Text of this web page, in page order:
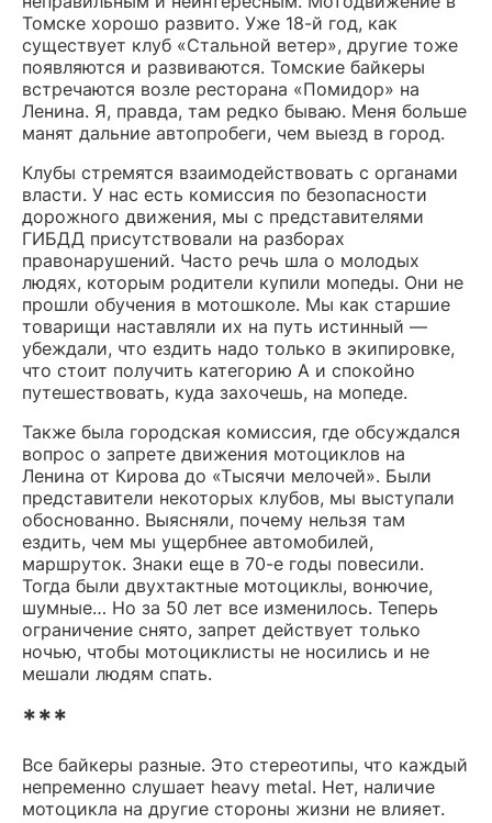
Томске хорошо развито. Уже 18-й год, как
существует клуб «Стальной ветер», другие тоже
появляются и развиваются. Томские байкеры
встречаются возле ресторана «Помидор» на
Ленина. Я, правда, там редко бываю. Меня больше
манят дальние автопробеги, чем выезд в город.
Клубы стремятся взаимодействовать с органами
власти. У нас есть комиссия по безопасности
дорожного движения, мы с представителями
ГИБДД присутствовали на разборах
правонарушений. Часто речь шла о молодых
людях, которым родители купили мопеды. Они не
прошли обучения в мотошколе. Мы как старшие
товарищи наставляли их на путь истинный —
убеждали, что ездить надо только в экипировке,
что стоит получить категорию А и спокойно
путешествовать, куда захочешь, на мопеде.
Также была городская комиссия, где обсуждался
вопрос о запрете движения мотоциклов на
Ленина от Кирова до «Тысячи мелочей». Были
представители некоторых клубов, мы выступали
обоснованно. Выясняли, почему нельзя там
ездить, чем мы ущербнее автомобилей,
маршруток. Знаки еще в 70-е годы повесили.
Тогда были двухтактные мотоциклы, вонючие,
шумные… Но за 50 лет все изменилось. Теперь
ограничение снято, запрет действует только
ночью, чтобы мотоциклисты не носились и не
мешали людям спать.
***
Все байкеры разные. Это стереотипы, что каждый
непременно слушает heavy metal. Нет, наличие
мотоцикла на другие стороны жизни не влияет.